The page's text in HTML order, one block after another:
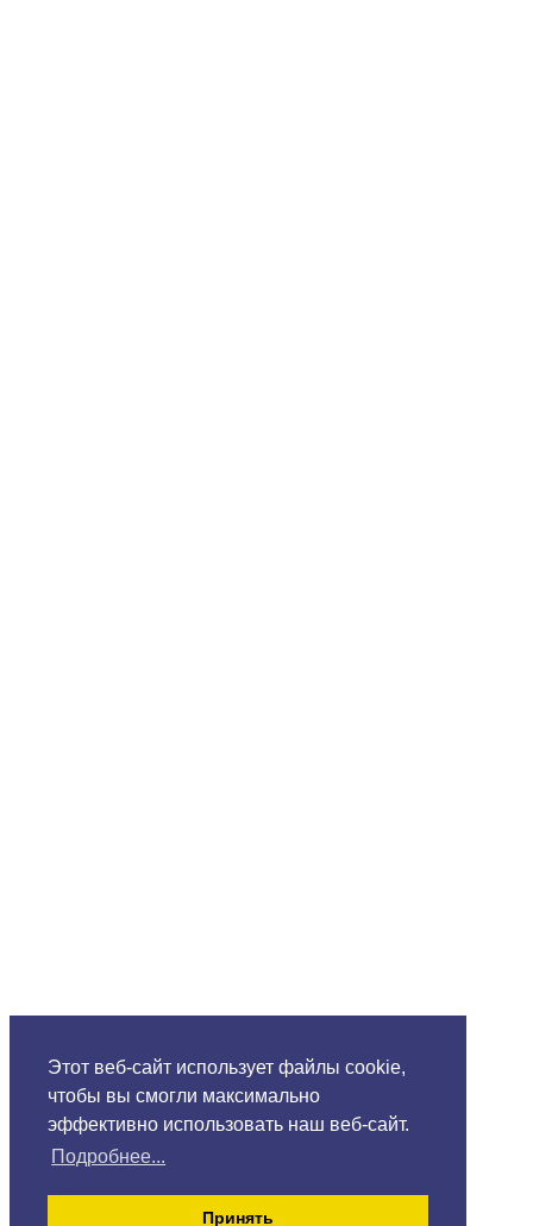
Этот веб-сайт использует файлы cookie,
чтобы вы смогли максимально
эффективно использовать наш веб-сайт.
Подробнее...
Принять